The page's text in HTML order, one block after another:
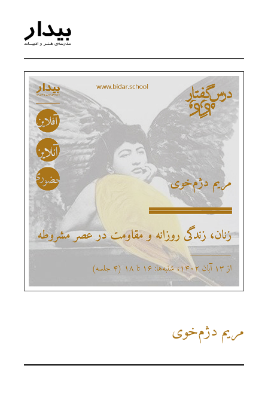
مریم دژم‌خوی